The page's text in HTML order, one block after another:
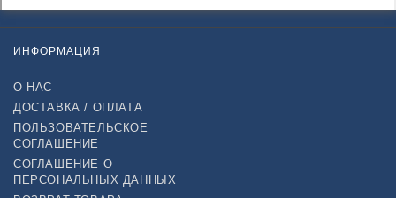
ИНФОРМАЦИЯ
О НАС
ДОСТАВКА / ОПЛАТА
ПОЛЬЗОВАТЕЛЬСКОЕ
СОГЛАШЕНИЕ
СОГЛАШЕНИЕ О
ПЕРСОНАЛЬНЫХ ДАННЫХ